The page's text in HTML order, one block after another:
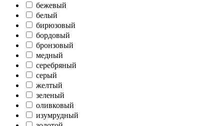
бежевый
белый
бирюзовый
бордовый
бронзовый
медный
серебряный
серый
желтый
зеленый
оливковый
изумрудный